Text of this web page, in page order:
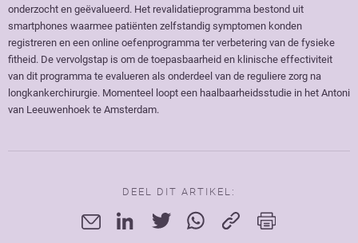
onderzocht en geëvalueerd. Het revalidatieprogramma bestond uit
smartphones waarmee patiënten zelfstandig symptomen konden
registreren en een online oefenprogramma ter verbetering van de fysieke
fitheid. De vervolgstap is om de toepasbaarheid en klinische effectiviteit
van dit programma te evalueren als onderdeel van de reguliere zorg na
longkankerchirurgie. Momenteel loopt een haalbaarheidsstudie in het Antoni
van Leeuwenhoek te Amsterdam.
DEEL DIT ARTIKEL: